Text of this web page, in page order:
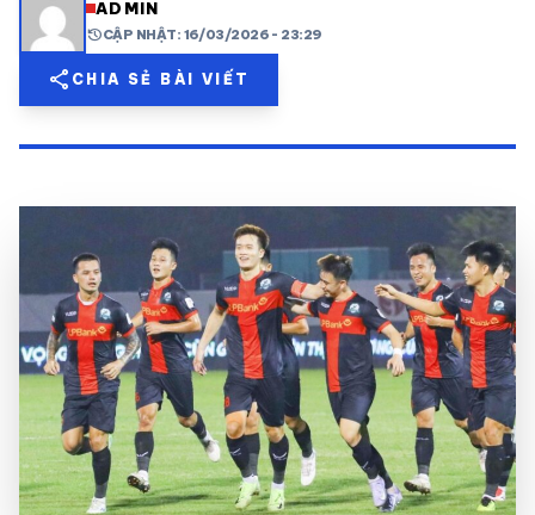
share mail
ADMIN
historyCẬP NHẬT: 16/03/2026 - 23:29
share CHIA SẺ BÀI VIẾT